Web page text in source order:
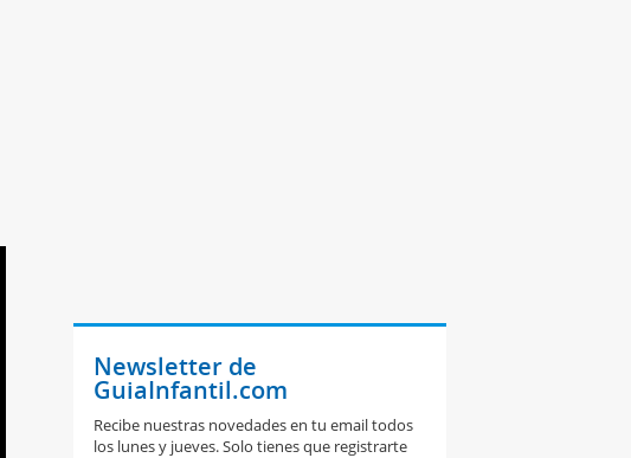
Newsletter de
GuiaInfantil.com
Recibe nuestras novedades en tu email todos
los lunes y jueves. Solo tienes que registrarte